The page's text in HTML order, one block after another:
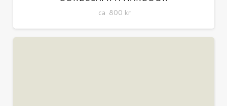
ca 800 kr